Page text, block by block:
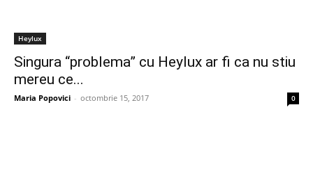
Heylux
Singura “problema” cu Heylux ar fi ca nu stiu
mereu ce...
Maria Popovici - octombrie 15, 2017 0